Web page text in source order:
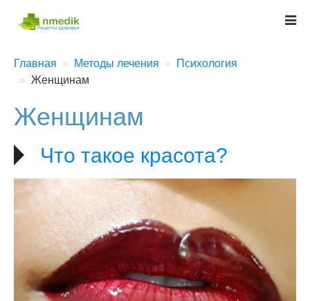
Главная Методы лечения
Психология
Женщинам
Женщинам
Что такое красота?